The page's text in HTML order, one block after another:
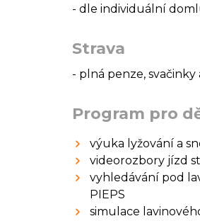
- dle individuální
Strava
- plná penze, svačinky
Program pro
výuka lyžování a
videorozbory jízd
vyhledávání pod
PIEPS
simulace